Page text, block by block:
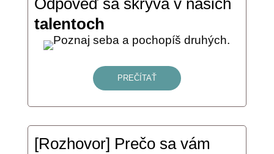
Odpoveď sa skrýva v našich
talentoch
PREČÍTAŤ
[Rozhovor] Prečo sa vám